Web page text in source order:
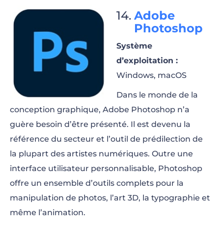
Adobe
Photoshop
Système
d’exploitation :
Windows, macOS
Dans le monde de la
conception graphique, Adobe Photoshop n’a
guère besoin d’être présenté. Il est devenu la
référence du secteur et l’outil de prédilection de
la plupart des artistes numériques. Outre une
interface utilisateur personnalisable, Photoshop
offre un ensemble d’outils complets pour la
manipulation de photos, l’art 3D, la typographie et
même l’animation.